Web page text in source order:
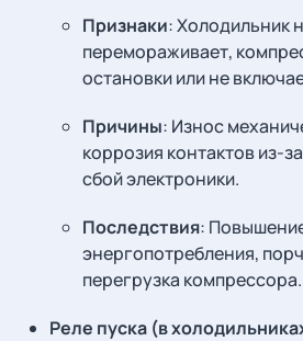
Признаки: Холодильник
перемораживает,
остановки или не
Причины: Износ
коррозия контактов из-
сбой электроники.
Последствия:
энергопотребления,
перегрузка компрессора.
Реле пуска (в